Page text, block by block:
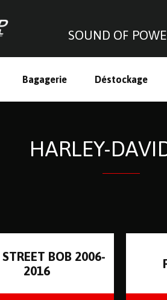
SOUND OF
Bagagerie Déstockage
HARLEY-
BOB 2006-
2016